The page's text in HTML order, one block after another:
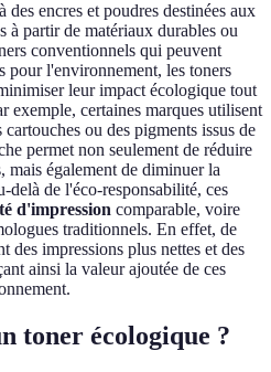
des encres et poudres destinées aux
à partir de matériaux durables ou
conventionnels qui peuvent
pour l'environnement, les toners
leur impact écologique tout
exemple, certaines marques utilisent
ou des pigments issus de
permet non seulement de réduire
mais également de diminuer la
delà de l'éco-responsabilité, ces
d'impression comparable, voire
traditionnels. En effet, de
des impressions plus nettes et des
ainsi la valeur ajoutée de ces
toner écologique ?